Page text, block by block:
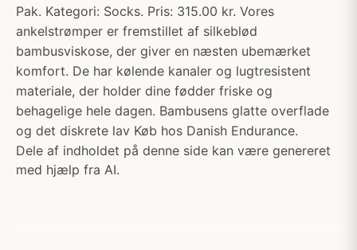
Pak. Kategori: Socks. Pris: 315.00 kr. Vores
ankelstrømper er fremstillet af silkeblød
bambusviskose, der giver en næsten ubemærket
komfort. De har kølende kanaler og lugtresistent
materiale, der holder dine fødder friske og
behagelige hele dagen. Bambusens glatte overflade
og det diskrete lav Køb hos Danish Endurance.
Dele af indholdet på denne side kan være genereret
med hjælp fra AI.